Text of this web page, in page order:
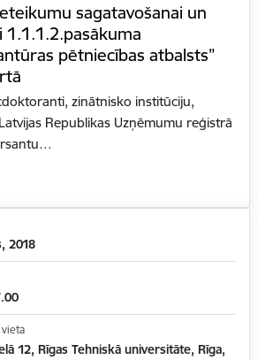
sagatavošanai un
1.1.1.2.pasākuma
pētniecības atbalsts”
zinātnisko institūciju,
Republikas Uzņēmumu reģistrā
2018
12, Rīgas Tehniskā universitāte, Rīga,